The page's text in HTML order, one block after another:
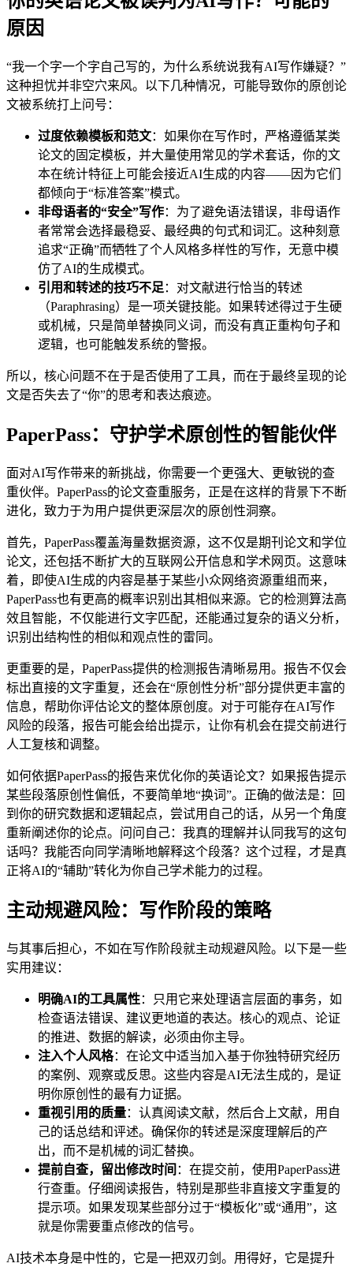
原因
“我一个字一个字自己写的，为什么系统说我有AI写作嫌疑？”
这种担忧并非空穴来风。以下几种情况，可能导致你的原创论
文被系统打上问号：
过度依赖模板和范文：如果你在写作时，严格遵循某类
论文的固定模板，并大量使用常见的学术套话，你的文
本在统计特征上可能会接近AI生成的内容——因为它们
都倾向于“标准答案”模式。
非母语者的“安全”写作：为了避免语法错误，非母语作
者常常会选择最稳妥、最经典的句式和词汇。这种刻意
追求“正确”而牺牲了个人风格多样性的写作，无意中模
仿了AI的生成模式。
引用和转述的技巧不足 ：对文献进行恰当的转述
（Paraphrasing）是一项关键技能。如果转述得过于生硬
或机械，只是简单替换同义词，而没有真正重构句子和
逻辑，也可能触发系统的警报。
所以，核心问题不在于是否使用了工具，而在于最终呈现的论
文是否失去了“你”的思考和表达痕迹。
PaperPass：守护学术原创性的智能伙伴
面对AI写作带来的新挑战，你需要一个更强大、更敏锐的查
重伙伴。PaperPass的论文查重服务，正是在这样的背景下不断
进化，致力于为用户提供更深层次的原创性洞察。
首先，PaperPass覆盖海量数据资源，这不仅是期刊论文和学位
论文，还包括不断扩大的互联网公开信息和学术网页。这意味
着，即使AI生成的内容是基于某些小众网络资源重组而来，
PaperPass也有更高的概率识别出其相似来源。它的检测算法高
效且智能，不仅能进行文字匹配，还能通过复杂的语义分析，
识别出结构性的相似和观点性的雷同。
更重要的是，PaperPass提供的检测报告清晰易用。报告不仅会
标出直接的文字重复，还会在“原创性分析”部分提供更丰富的
信息，帮助你评估论文的整体原创度。对于可能存在AI写作
风险的段落，报告可能会给出提示，让你有机会在提交前进行
人工复核和调整。
如何依据PaperPass的报告来优化你的英语论文？如果报告提示
某些段落原创性偏低，不要简单地“换词”。正确的做法是：回
到你的研究数据和逻辑起点，尝试用自己的话，从另一个角度
重新阐述你的论点。问问自己：我真的理解并认同我写的这句
话吗？我能否向同学清晰地解释这个段落？这个过程，才是真
正将AI的“辅助”转化为你自己学术能力的过程。
主动规避风险：写作阶段的策略
与其事后担心，不如在写作阶段就主动规避风险。以下是一些
实用建议：
明确AI的工具属性：只用它来处理语言层面的事务，如
检查语法错误、建议更地道的表达。核心的观点、论证
的推进、数据的解读，必须由你主导。
注入个人风格：在论文中适当加入基于你独特研究经历
的案例、观察或反思。这些内容是AI无法生成的，是证
明你原创性的最有力证据。
重视引用的质量：认真阅读文献，然后合上文献，用自
己的话总结和评述。确保你的转述是深度理解后的产
出，而不是机械的词汇替换。
提前自查，留出修改时间 ：在提交前，使用PaperPass进
行查重。仔细阅读报告，特别是那些非直接文字重复的
提示项。如果发现某些部分过于“模板化”或“通用”，这
就是你需要重点修改的信号。
AI技术本身是中性的，它是一把双刃剑。用得好，它是提升